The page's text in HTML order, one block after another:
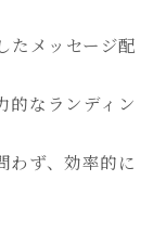
たメッセージ配
的なランディン
わず、効率的に